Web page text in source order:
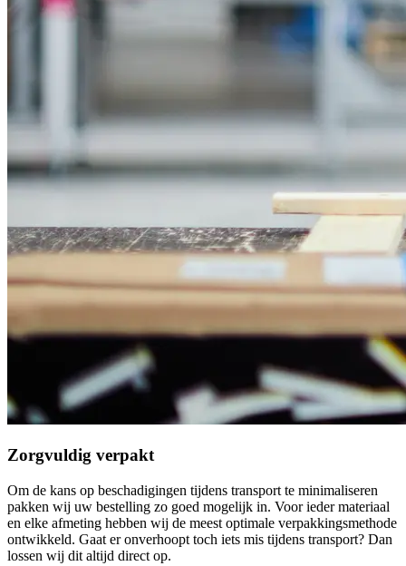
Zorgvuldig verpakt
Om de kans op beschadigingen tijdens transport te minimaliseren
pakken wij uw bestelling zo goed mogelijk in. Voor ieder materiaal
en elke afmeting hebben wij de meest optimale verpakkingsmethode
ontwikkeld. Gaat er onverhoopt toch iets mis tijdens transport? Dan
lossen wij dit altijd direct op.